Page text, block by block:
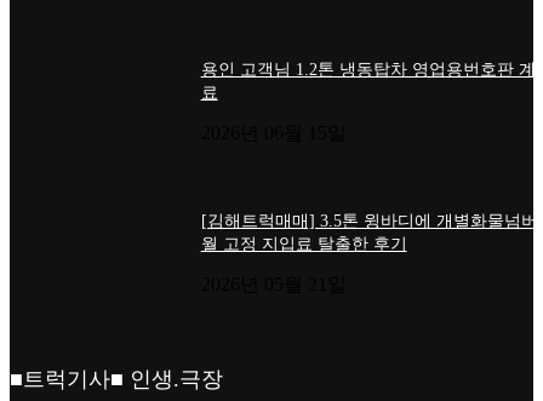
용인 고객님 1.2톤 냉동탑차 영업용번호판 계
료
[김해트럭매매] 3.5톤 윙바디에 개별화물넘버
월 고정 지입료 탈출한 후기
■트럭기사■ 인생.극장